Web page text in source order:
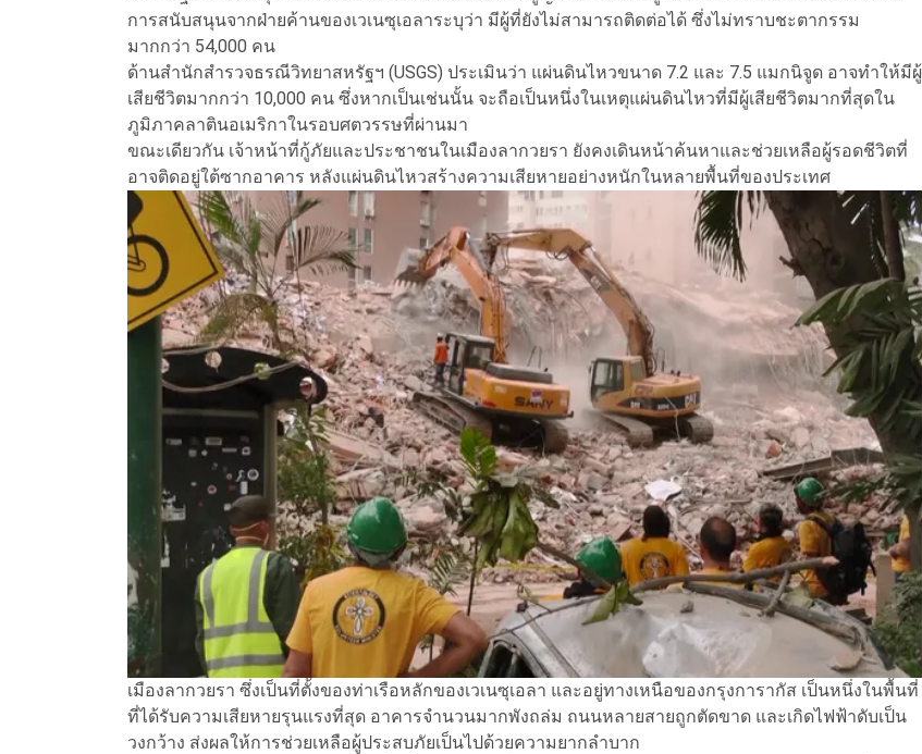
การสนับสนุนจากฝ่ายค้านของเวเนซุเอลาระบุว่า มีผู้ที่ยังไม่สามารถติดต่อได้ ซึ่งไม่ทราบชะตากรรม
มากกว่า 54,000 คน
ด้านสำนักสำรวจธรณีวิทยาสหรัฐฯ (USGS) ประเมินว่า แผ่นดินไหวขนาด 7.2 และ 7.5 แมกนิจูด อาจทำให้มีผู้
เสียชีวิตมากกว่า 10,000 คน ซึ่งหากเป็นเช่นนั้น จะถือเป็นหนึ่งในเหตุแผ่นดินไหวที่มีผู้เสียชีวิตมากที่สุดใน
ภูมิภาคลาตินอเมริกาในรอบศตวรรษที่ผ่านมา
ขณะเดียวกัน เจ้าหน้าที่กู้ภัยและประชาชนในเมืองลากวยรา ยังคงเดินหน้าค้นหาและช่วยเหลือผู้รอดชีวิตที่
อาจติดอยู่ใต้ซากอาคาร หลังแผ่นดินไหวสร้างความเสียหายอย่างหนักในหลายพื้นที่ของประเทศ
เมืองลากวยรา ซึ่งเป็นที่ตั้งของท่าเรือหลักของเวเนซุเอลา และอยู่ทางเหนือของกรุงการากัส เป็นหนึ่งในพื้นที่
ที่ได้รับความเสียหายรุนแรงที่สุด อาคารจำนวนมากพังถล่ม ถนนหลายสายถูกตัดขาด และเกิดไฟฟ้าดับเป็น
วงกว้าง ส่งผลให้การช่วยเหลือผู้ประสบภัยเป็นไปด้วยความยากลำบาก